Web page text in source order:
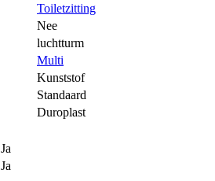
Toiletzitting
Nee
luchtturm
Multi
Kunststof
Standaard
Duroplast
Ja
Ja